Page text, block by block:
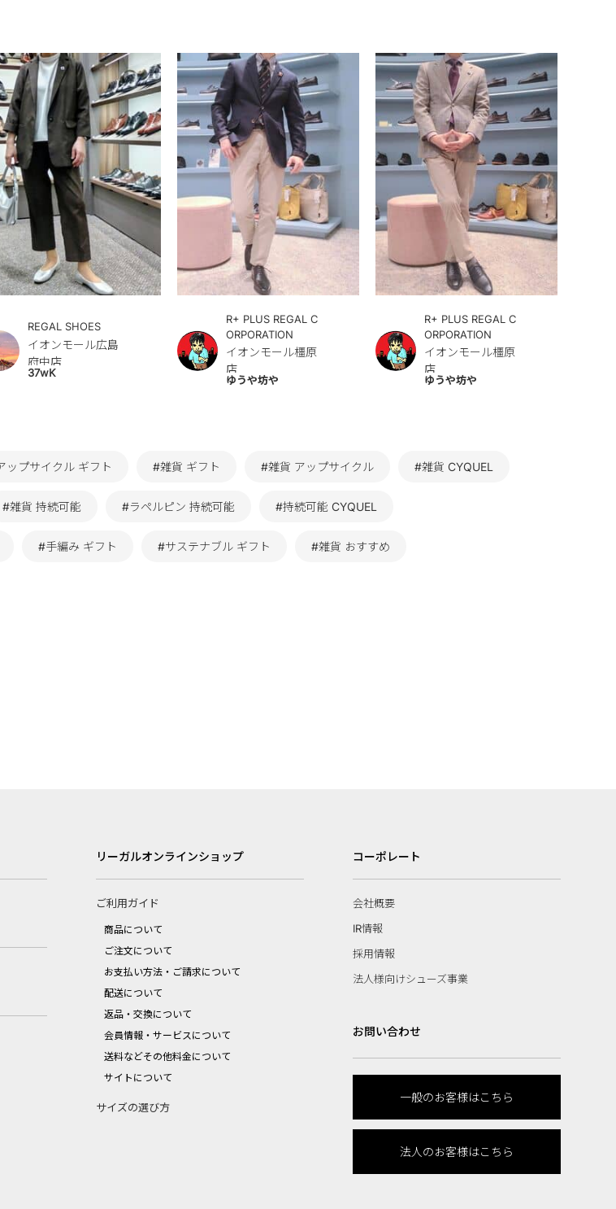
REGAL SHOES
イオンモール広島
府中店
37wK
R+ PLUS REGAL C
ORPORATION
イオンモール橿原
店
ゆうや坊や
R+ PLUS REGAL C
ORPORATION
イオンモール橿原
店
ゆうや坊や
ップサイクル ギフト #雑貨 ギフト #雑貨 アップサイクル #雑貨 CYQUEL
#雑貨 持続可能 #ラペルピン 持続可能 #持続可能 CYQUEL
#手編み ギフト #サステナブル ギフト #雑貨 おすすめ
リーガルオンラインショップ
ご利用ガイド
商品について
ご注文について
お支払い方法・ご請求について
配送について
返品・交換について
会員情報・サービスについて
送料などその他料金について
サイトについて
サイズの選び方
コーポレート
会社概要
IR情報
採用情報
法人様向けシューズ事業
お問い合わせ
一般のお客様はこちら
法人のお客様はこちら